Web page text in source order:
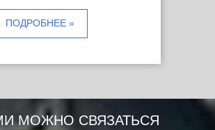
ПОДРОБНЕЕ »
МОЖНО СВЯЗАТЬСЯ